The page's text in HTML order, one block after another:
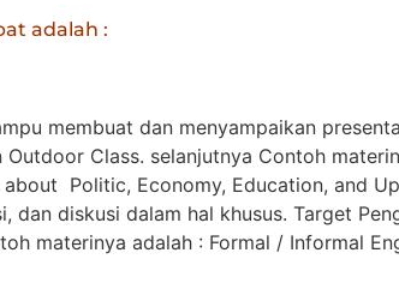
adalah :
membuat dan menyampaikan
Class. selanjutnya Contoh
Politic, Economy, Education, and
diskusi dalam hal khusus. Target
materinya adalah : Formal / Informal